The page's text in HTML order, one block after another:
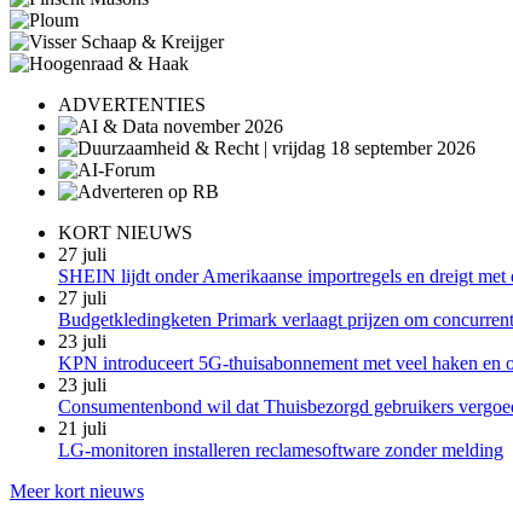
ADVERTENTIES
KORT NIEUWS
27 juli
SHEIN lijdt onder Amerikaanse importregels en dreigt
27 juli
Budgetkledingketen Primark verlaagt prijzen om
23 juli
KPN introduceert 5G-thuisabonnement met veel haken en
23 juli
Consumentenbond wil dat Thuisbezorgd gebruikers
21 juli
LG-monitoren installeren reclamesoftware zonder melding
Meer kort nieuws